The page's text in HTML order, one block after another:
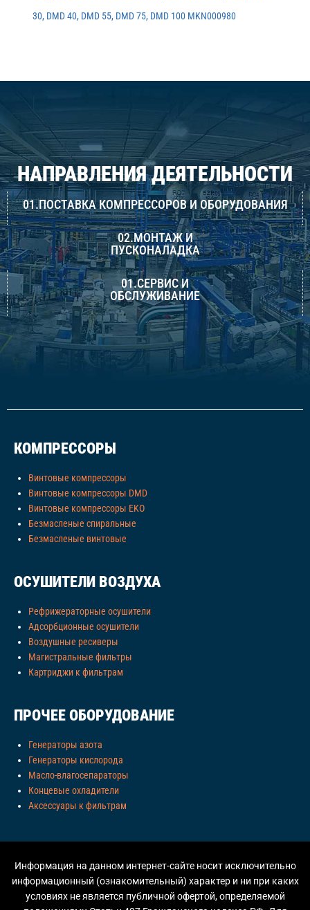
30, DMD 40, DMD 55, DMD 75, DMD 100 MKN000980
НАПРАВЛЕНИЯ ДЕЯТЕЛЬНОСТИ
01.ПОСТАВКА КОМПРЕССОРОВ И ОБОРУДОВАНИЯ
02.МОНТАЖ И
ПУСКОНАЛАДКА
01.СЕРВИС И
ОБСЛУЖИВАНИЕ
КОМПРЕССОРЫ
Винтовые компрессоры
Винтовые компрессоры DMD
Винтовые компрессоры EKO
Безмасленые спиральные
Безмасленые винтовые
ОСУШИТЕЛИ ВОЗДУХА
Рефрижераторные осушители
Адсорбционные осушители
Воздушные ресиверы
Магистральные фильтры
Картриджи к фильтрам
ПРОЧЕЕ ОБОРУДОВАНИЕ
Генераторы азота
Генераторы кислорода
Масло-влагосепараторы
Концевые охладители
Аксессуары к фильтрам
Информация на данном интернет-сайте носит исключительно
информационный (ознакомительный) характер и ни при каких
условиях не является публичной офертой, определяемой